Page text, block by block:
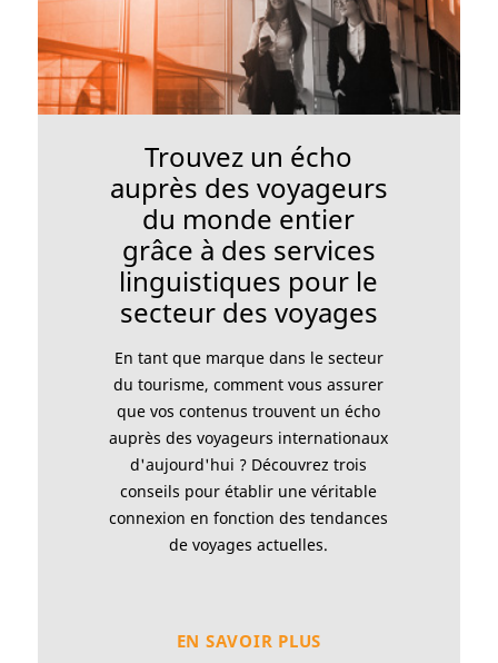
Trouvez un écho
auprès des voyageurs
du monde entier
grâce à des services
linguistiques pour le
secteur des voyages
En tant que marque dans le secteur
du tourisme, comment vous assurer
que vos contenus trouvent un écho
auprès des voyageurs internationaux
d'aujourd'hui ? Découvrez trois
conseils pour établir une véritable
connexion en fonction des tendances
de voyages actuelles.
EN SAVOIR PLUS